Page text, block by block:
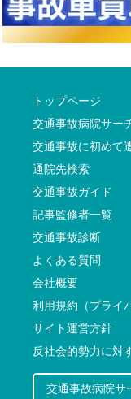
トップページ
交通事故病院サー
交通事故に初めて
通院先検索
交通事故ガイド
記事監修者一覧
交通事故診断
よくある質問
会社概要
利用規約（プライ
サイト運営方針
反社会的勢力に対
交通事故病院サ